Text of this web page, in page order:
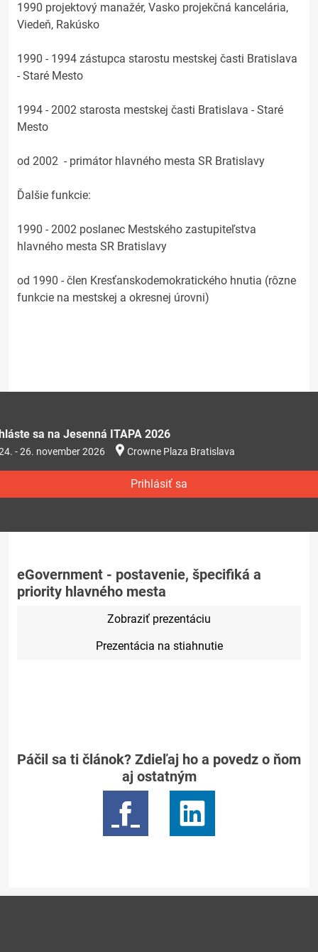
1990 projektový manažér, Vasko projekčná kancelária,
Viedeň, Rakúsko
1990 - 1994 zástupca starostu mestskej časti Bratislava
- Staré Mesto
1994 - 2002 starosta mestskej časti Bratislava - Staré
Mesto
od 2002 - primátor hlavného mesta SR Bratislavy
Ďalšie funkcie:
1990 - 2002 poslanec Mestského zastupiteľstva
hlavného mesta SR Bratislavy
od 1990 - člen Kresťanskodemokratického hnutia (rôzne
funkcie na mestskej a okresnej úrovni)
sa na Jesenná ITAPA 2026
- 26. november 2026 Crowne Plaza Bratislava
Prihlásiť sa
eGovernment - postavenie, špecifiká a
priority hlavného mesta
Zobraziť prezentáciu
Prezentácia na stiahnutie
Páčil sa ti článok? Zdieľaj ho a povedz o ňom
aj ostatným